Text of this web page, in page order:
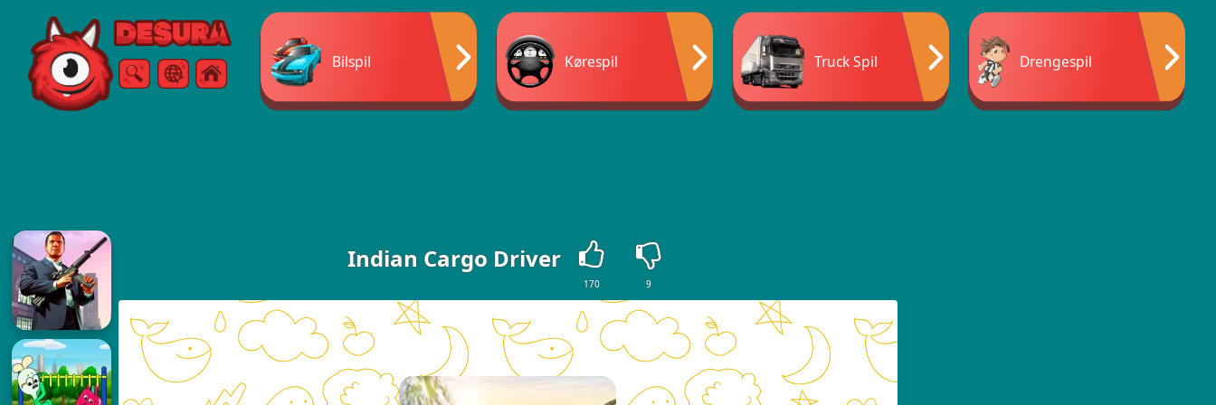
Free Online Games
Søg Menu
Bilspil Kørespil Truck Spil Drengespil
Indian Cargo Driver
170 9